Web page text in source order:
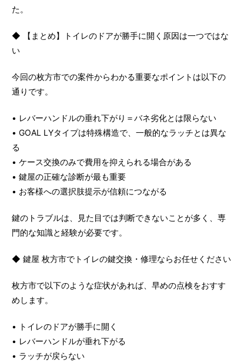
た。
◆ 【まとめ】トイレのドアが勝手に開く原因は一つではな
い
今回の枚方市での案件からわかる重要なポイントは以下の
通りです。
• レバーハンドルの垂れ下がり＝バネ劣化とは限らない
• GOAL LYタイプは特殊構造で、一般的なラッチとは異な
る
• ケース交換のみで費用を抑えられる場合がある
• 鍵屋の正確な診断が最も重要
• お客様への選択肢提示が信頼につながる
鍵のトラブルは、見た目では判断できないことが多く、専
門的な知識と経験が必要です。
◆ 鍵屋 枚方市でトイレの鍵交換・修理ならお任せください
枚方市で以下のような症状があれば、早めの点検をおすす
めします。
• トイレのドアが勝手に開く
• レバーハンドルが垂れ下がる
• ラッチが戻らない